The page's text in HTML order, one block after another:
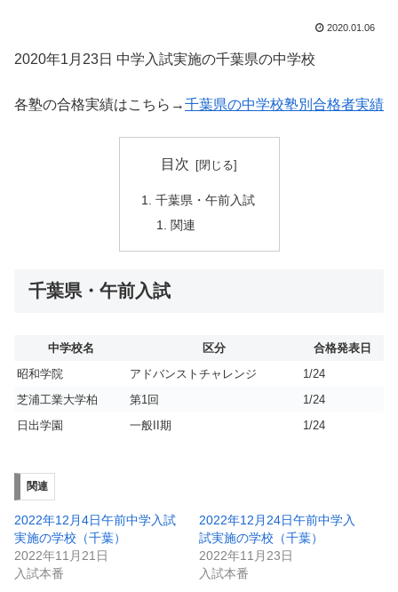
2020.01.06
2020年1月23日 中学入試実施の千葉県の中学校
各塾の合格実績はこちら→千葉県の中学校塾別合格者実績
目次
千葉県・午前入試
関連
千葉県・午前入試
中学校名 区分
合格発表日
昭和学院
アドバンストチャレンジ
1/24
芝浦工業大学柏
第1回
1/24
日出学園
一般II期 1/24
関連
2022年12月4日午前中学入試
実施の学校（千葉）
2022年11月21日
入試本番
2022年12月24日午前中学入
試実施の学校（千葉）
2022年11月23日
入試本番